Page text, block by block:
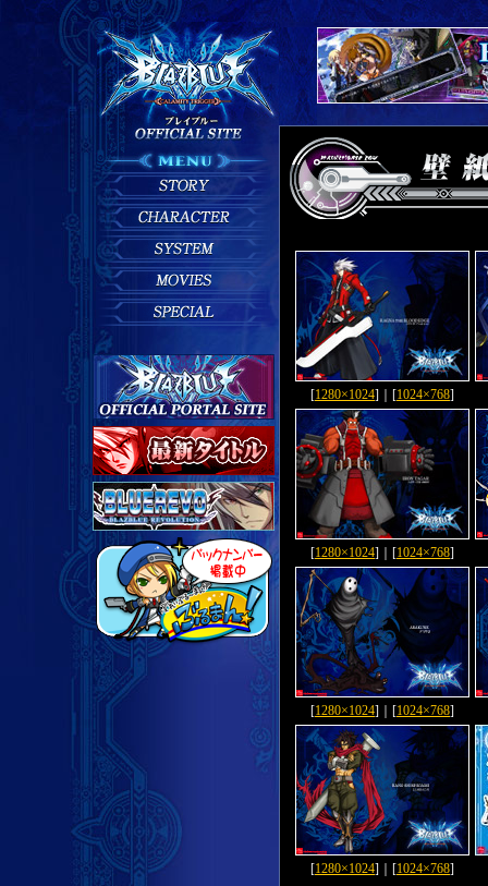
[1280×1024]｜[1024×768]
[1280×1024]｜[1024×768]
[1280×1024]｜[1024×768]
[1280×1024]｜[1024×768]